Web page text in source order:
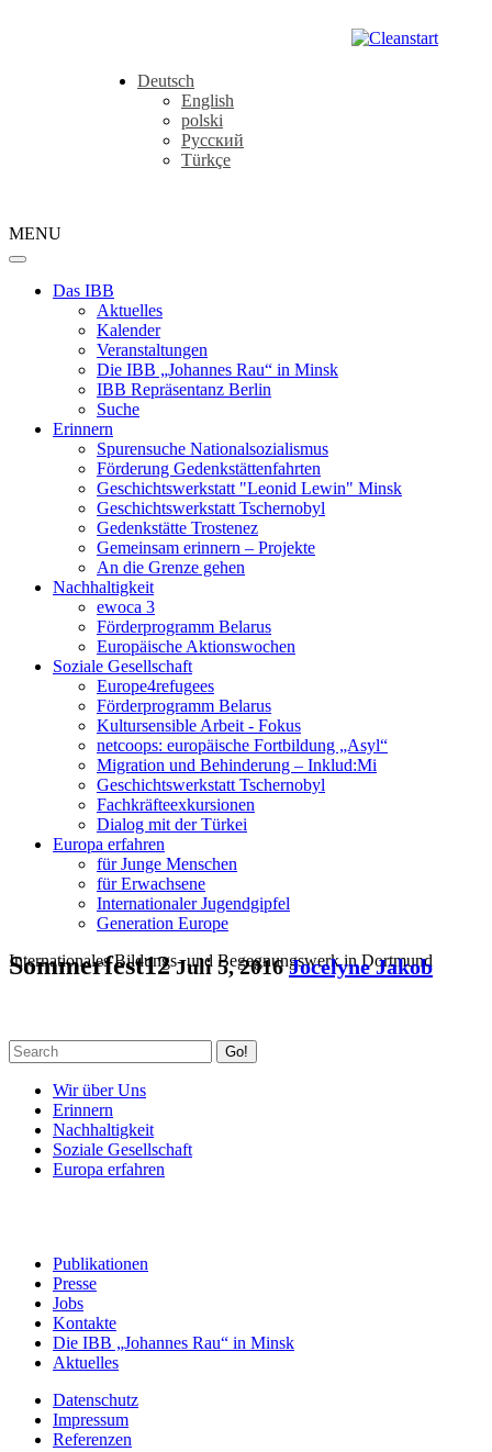
Deutsch
English
polski
Русский
Türkçe
MENU
Das IBB
Aktuelles
Kalender
Veranstaltungen
Die IBB „Johannes Rau“ in Minsk
IBB Repräsentanz Berlin
Suche
Erinnern
Spurensuche Nationalsozialismus
Förderung Gedenkstättenfahrten
Geschichtswerkstatt "Leonid Lewin" Minsk
Geschichtswerkstatt Tschernobyl
Gedenkstätte Trostenez
Gemeinsam erinnern – Projekte
An die Grenze gehen
Nachhaltigkeit
ewoca 3
Förderprogramm Belarus
Europäische Aktionswochen
Soziale Gesellschaft
Europe4refugees
Förderprogramm Belarus
Kultursensible Arbeit - Fokus
netcoops: europäische Fortbildung „Asyl“
Migration und Behinderung – Inklud:Mi
Geschichtswerkstatt Tschernobyl
Fachkräfteexkursionen
Dialog mit der Türkei
Europa erfahren
für Junge Menschen
für Erwachsene
Internationaler Jugendgipfel
Generation Europe
Internationales Bildungs- und Begegnungswerk in Dortmund
Sommerfest12Juli 5, 2016 Jocelyne Jakob
Go!
Wir über Uns
Erinnern
Nachhaltigkeit
Soziale Gesellschaft
Europa erfahren
Publikationen
Presse
Jobs
Kontakte
Die IBB „Johannes Rau“ in Minsk
Aktuelles
Datenschutz
Impressum
Referenzen